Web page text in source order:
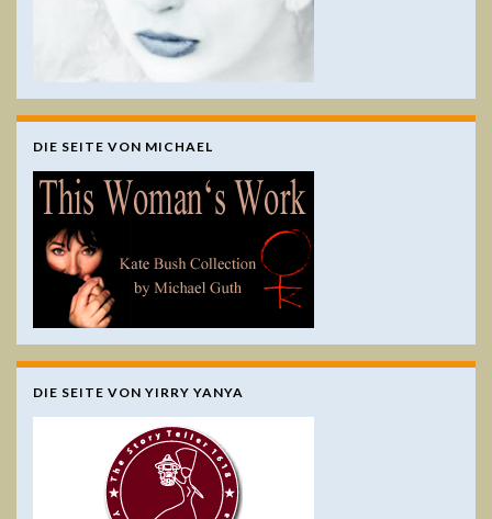
DIE SEITE VON MICHAEL
DIE SEITE VON YIRRY YANYA